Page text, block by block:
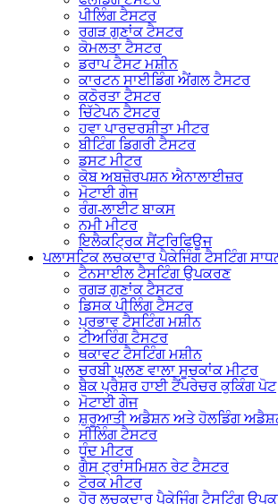
ਪੀਲਿੰਗ ਟੈਸਟਰ
ਰਗੜ ਗੁਣਾਂਕ ਟੈਸਟਰ
ਕੋਮਲਤਾ ਟੈਸਟਰ
ਡਰਾਪ ਟੈਸਟ ਮਸ਼ੀਨ
ਕਾਰਟਨ ਸਾਈਡਿੰਗ ਐਂਗਲ ਟੈਸਟਰ
ਕਠੋਰਤਾ ਟੈਸਟਰ
ਚਿੱਟੇਪਨ ਟੈਸਟਰ
ਹਵਾ ਪਾਰਦਰਸ਼ੀਤਾ ਮੀਟਰ
ਬੀਟਿੰਗ ਡਿਗਰੀ ਟੈਸਟਰ
ਡਸਟ ਮੀਟਰ
ਕੋਬ ਅਬਜ਼ੋਰਪਸ਼ਨ ਐਨਾਲਾਈਜ਼ਰ
ਮੋਟਾਈ ਗੇਜ
ਰੰਗ-ਲਾਈਟ ਬਾਕਸ
ਨਮੀ ਮੀਟਰ
ਇਲੈਕਟ੍ਰਿਕ ਸੈਂਟਰਿਫਿਊਜ
ਪਲਾਸਟਿਕ ਲਚਕਦਾਰ ਪੈਕੇਜਿੰਗ ਟੈਸਟਿੰਗ
ਟੈਨਸਾਈਲ ਟੈਸਟਿੰਗ ਉਪਕਰਣ
ਰਗੜ ਗੁਣਾਂਕ ਟੈਸਟਰ
ਡਿਸਕ ਪੀਲਿੰਗ ਟੈਸਟਰ
ਪ੍ਰਭਾਵ ਟੈਸਟਿੰਗ ਮਸ਼ੀਨ
ਟੀਅਰਿੰਗ ਟੈਸਟਰ
ਥਕਾਵਟ ਟੈਸਟਿੰਗ ਮਸ਼ੀਨ
ਚਰਬੀ ਘੁਲਣ ਵਾਲਾ ਸੂਚਕਾਂਕ ਮੀਟਰ
ਬੈਕ ਪ੍ਰੈਸ਼ਰ ਹਾਈ ਟੈਂਪਰੇਚਰ ਕੁਕਿੰਗ ਪੋਟ
ਮੋਟਾਈ ਗੇਜ
ਸ਼ੁਰੂਆਤੀ ਅਡੈਸ਼ਨ ਅਤੇ ਹੋਲਡਿੰਗ
ਸੀਲਿੰਗ ਟੈਸਟਰ
ਧੁੰਦ ਮੀਟਰ
ਗੈਸ ਟ੍ਰਾਂਸਮਿਸ਼ਨ ਰੇਟ ਟੈਸਟਰ
ਟੋਰਕ ਮੀਟਰ
ਹੋਰ ਲਚਕਦਾਰ ਪੈਕੇਜਿੰਗ ਟੈਸਟਿੰਗ